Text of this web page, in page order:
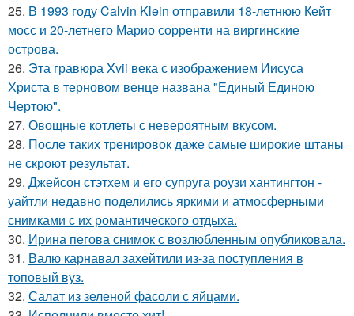
25. В 1993 году Calvin Klein отправили 18-летнюю Кейт
мосс и 20-летнего Марио сорренти на виргинские
острова.
26. Эта гравюра Xvii века с изображением Иисуса
Христа в терновом венце названа "Единый Единою
Чертою".
27. Овощные котлеты с невероятным вкусом.
28. После таких тренировок даже самые широкие штаны
не скроют результат.
29. Джейсон стэтхем и его супруга роузи хантингтон -
уайтли недавно поделились яркими и атмосферными
снимками с их романтического отдыха.
30. Ирина пегова снимок с возлюбленным опубликовала.
31. Валю карнавал захейтили из-за поступления в
топовый вуз.
32. Салат из зеленой фасоли с яйцами.